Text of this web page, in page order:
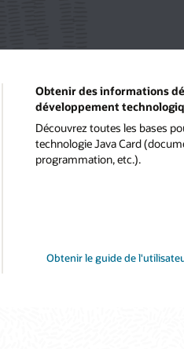
Obtenir des informations
développement
Découvrez toutes les bases
technologie Java Card
programmation, etc.).
Obtenir le guide de